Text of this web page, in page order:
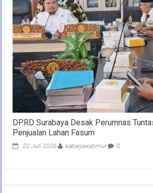
DPRD Surabaya Desak Perumnas
Penjualan Lahan Fasum
22 Juli 2026 kabarjawatimur 0